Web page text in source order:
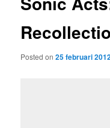
Posted on25 februari